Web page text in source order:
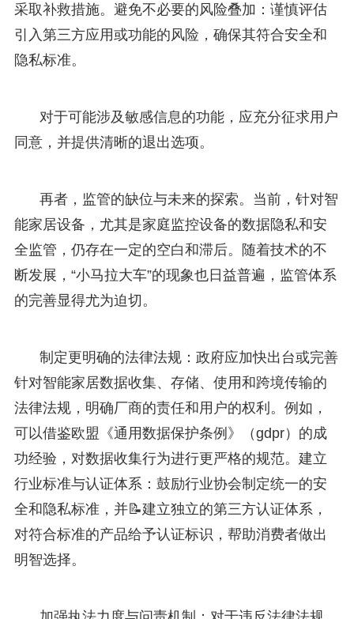
采取补救措施。避免不必要的风险叠加：谨慎评估
引入第三方应用或功能的风险，确保其符合安全和
隐私标准。
对于可能涉及敏感信息的功能，应充分征求用户
同意，并提供清晰的退出选项。
再者，监管的缺位与未来的探索。当前，针对智
能家居设备，尤其是家庭监控设备的数据隐私和安
全监管，仍存在一定的空白和滞后。随着技术的不
断发展，“小马拉大车”的现象也日益普遍，监管体系
的完善显得尤为迫切。
制定更明确的法律法规：政府应加快出台或完善
针对智能家居数据收集、存储、使用和跨境传输的
法律法规，明确厂商的责任和用户的权利。例如，
可以借鉴欧盟《通用数据保护条例》（gdpr）的成
功经验，对数据收集行为进行更严格的规范。建立
行业标准与认证体系：鼓励行业协会制定统一的安
全和隐私标准，并📝建立独立的第三方认证体系，
对符合标准的产品给予认证标识，帮助消费者做出
明智选择。